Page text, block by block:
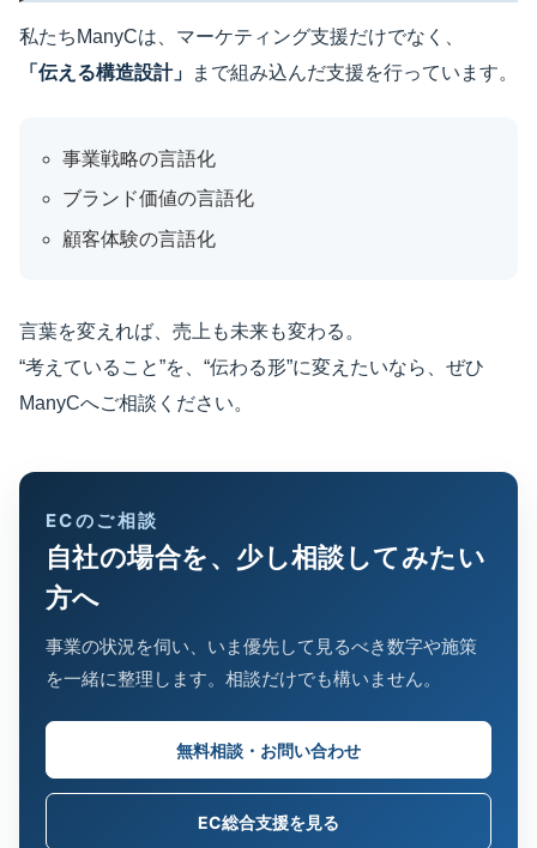
私たちManyCは、マーケティング支援だけでなく、
「伝える構造設計」
まで組み込んだ支援を行っています。
事業戦略の言語化
ブランド価値の言語化
顧客体験の言語化
言葉を変えれば、売上も未来も変わる。
“考えていること”を、“伝わる形”に変えたいなら、ぜひ
ManyCへご相談ください。
ECのご相談
自社の場合を、少し相談してみたい
方へ
事業の状況を伺い、いま優先して見るべき数字や施策
を一緒に整理します。相談だけでも構いません。
無料相談・お問い合わせ
EC総合支援を見る